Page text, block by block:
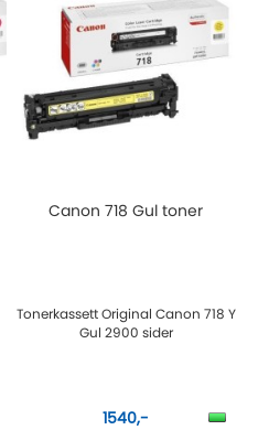
Canon 718 Gul toner
Tonerkassett Original Canon 718 Y
Gul 2900 sider
1540,-